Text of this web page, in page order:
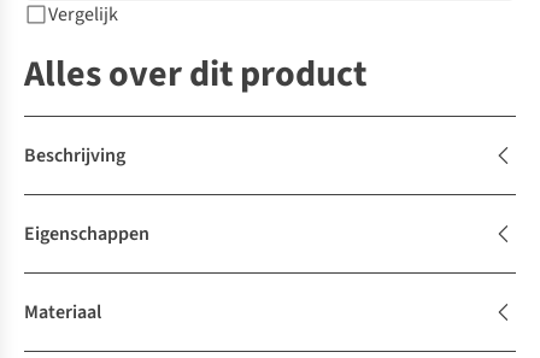
Vergelijk
Alles over dit product
Beschrijving
Eigenschappen
Materiaal